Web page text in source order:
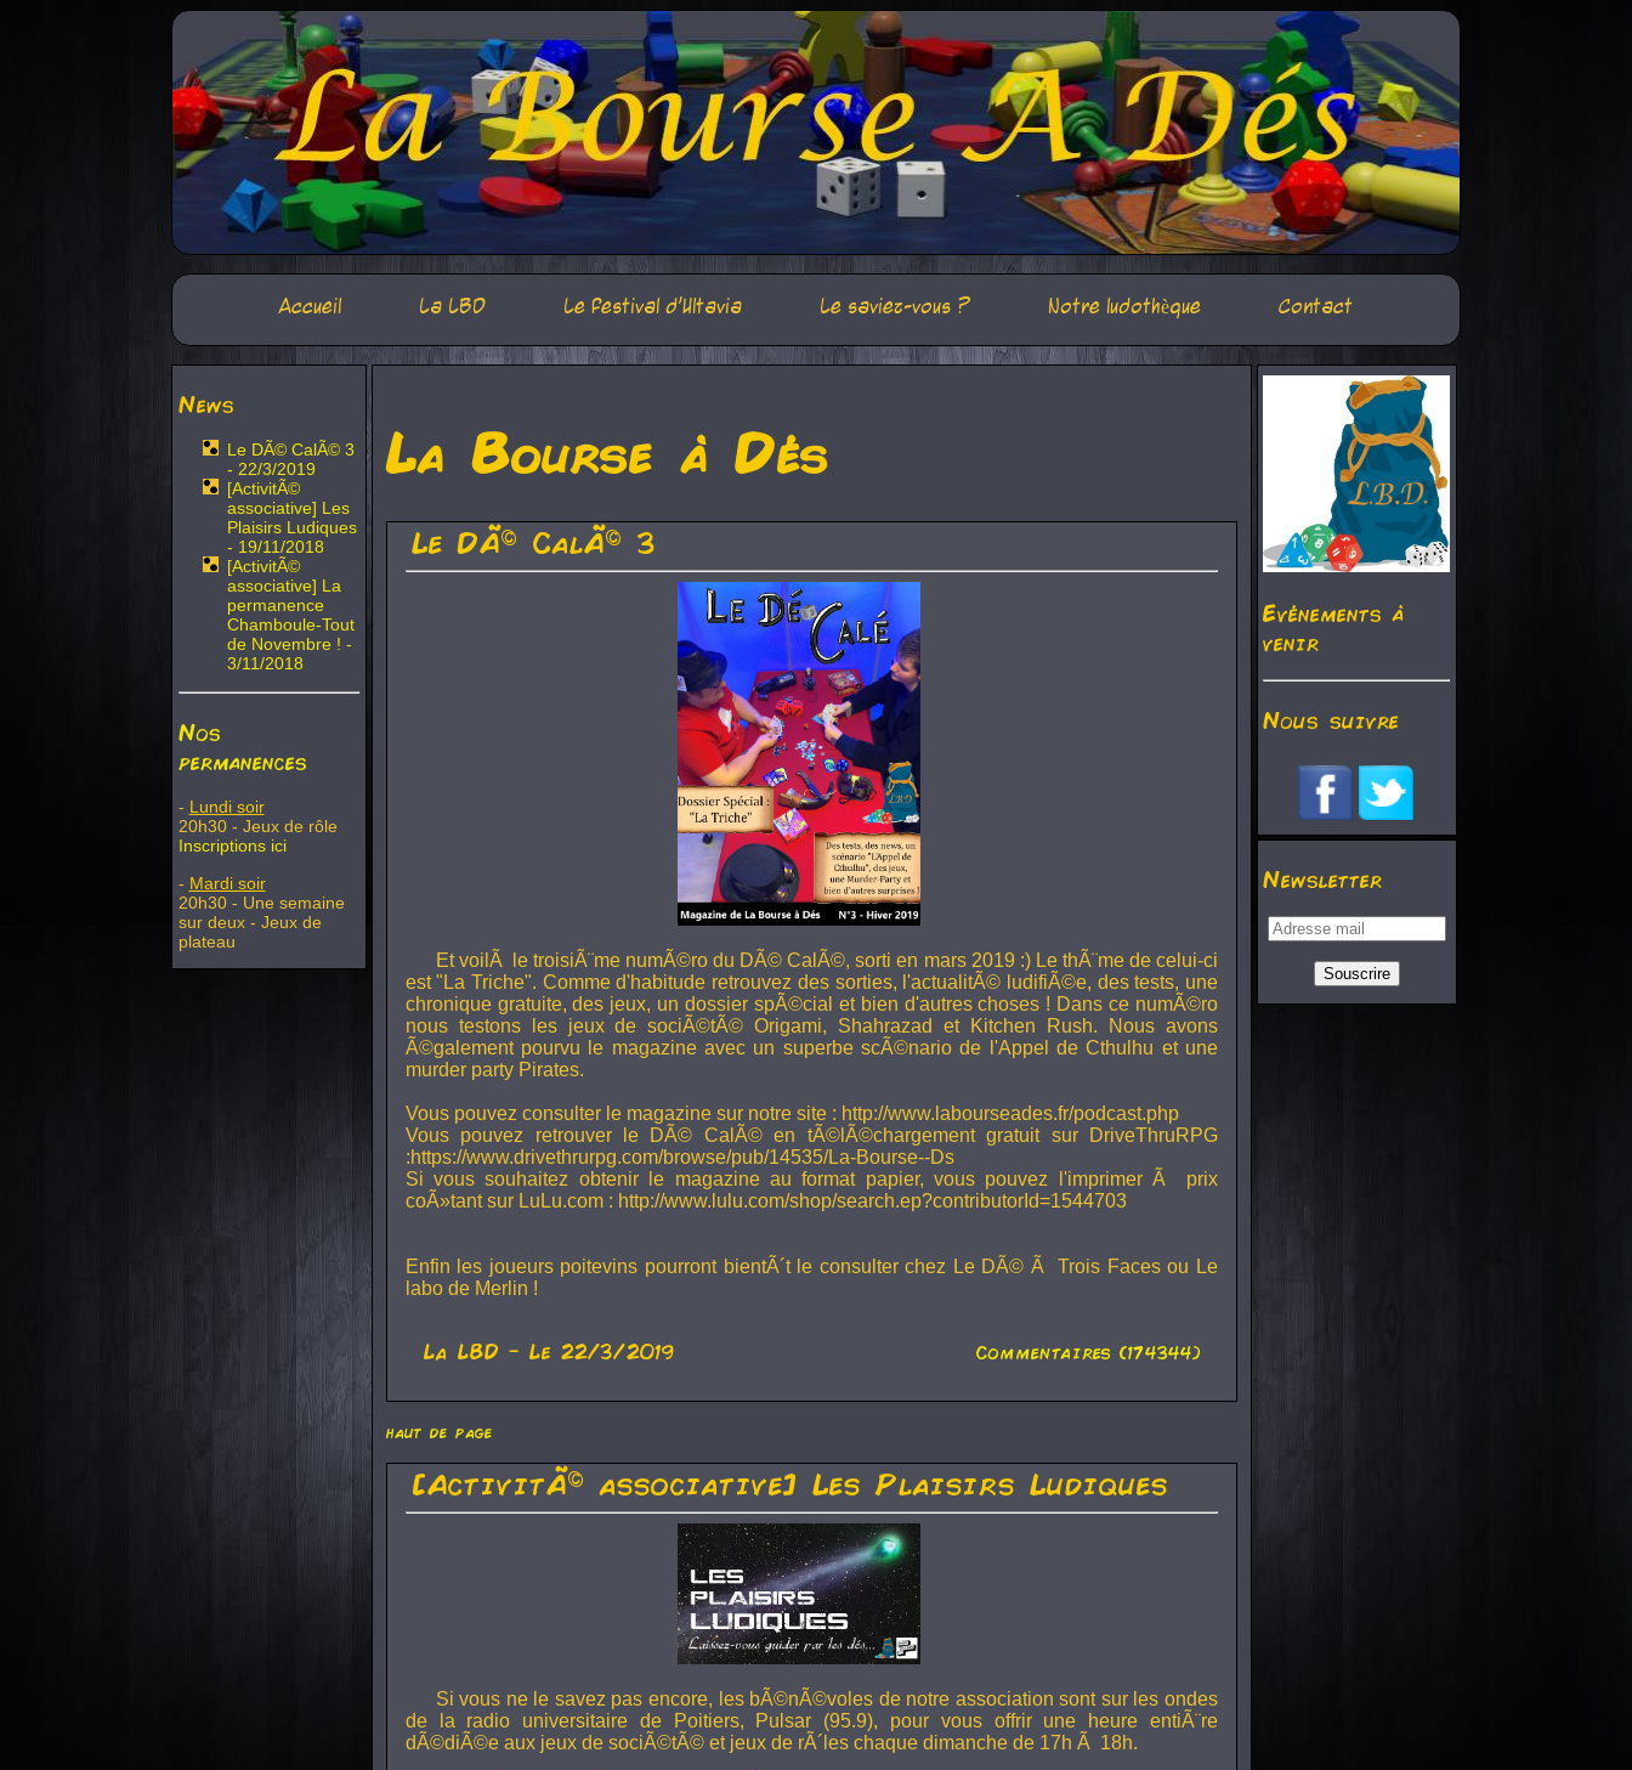
Accueil La LBD Le festival d'Ultavia Le saviez-vous ? Notre ludothèque Contact
News
Le DÃ© CalÃ© 3
- 22/3/2019
[ActivitÃ©
associative] Les
Plaisirs Ludiques
- 19/11/2018
[ActivitÃ©
associative] La
permanence
Chamboule-Tout
de Novembre ! -
3/11/2018
Nos
permanences
- Lundi soir
20h30 - Jeux de rôle
Inscriptions ici
- Mardi soir
20h30 - Une semaine
sur deux - Jeux de
plateau
La Bourse à Dés
Le DÃ© CalÃ© 3
Et voilÃ le troisiÃ¨me numÃ©ro du DÃ© CalÃ©, sorti en mars 2019 :) Le thÃ¨me de celui-ci
est "La Triche". Comme d'habitude retrouvez des sorties, l'actualitÃ© ludifiÃ©e, des tests, une
chronique gratuite, des jeux, un dossier spÃ©cial et bien d'autres choses ! Dans ce numÃ©ro
nous testons les jeux de sociÃ©tÃ© Origami, Shahrazad et Kitchen Rush. Nous avons
Ã©galement pourvu le magazine avec un superbe scÃ©nario de l'Appel de Cthulhu et une
murder party Pirates.
Vous pouvez consulter le magazine sur notre site : http://www.labourseades.fr/podcast.php
Vous pouvez retrouver le DÃ© CalÃ© en tÃ©lÃ©chargement gratuit sur DriveThruRPG
:https://www.drivethrurpg.com/browse/pub/14535/La-Bourse--Ds
Si vous souhaitez obtenir le magazine au format papier, vous pouvez l'imprimer Ã prix
coÃ»tant sur LuLu.com : http://www.lulu.com/shop/search.ep?contributorId=1544703
Enfin les joueurs poitevins pourront bientÃ´t le consulter chez Le DÃ© Ã Trois Faces ou Le
labo de Merlin !
La LBD - Le 22/3/2019 Commentaires (174344)
haut de page
[ActivitÃ© associative] Les Plaisirs Ludiques
Si vous ne le savez pas encore, les bÃ©nÃ©voles de notre association sont sur les ondes
de la radio universitaire de Poitiers, Pulsar (95.9), pour vous offrir une heure entiÃ¨re
dÃ©diÃ©e aux jeux de sociÃ©tÃ© et jeux de rÃ´les chaque dimanche de 17h Ã 18h.
Evénements à
venir
Nous suivre
Newsletter